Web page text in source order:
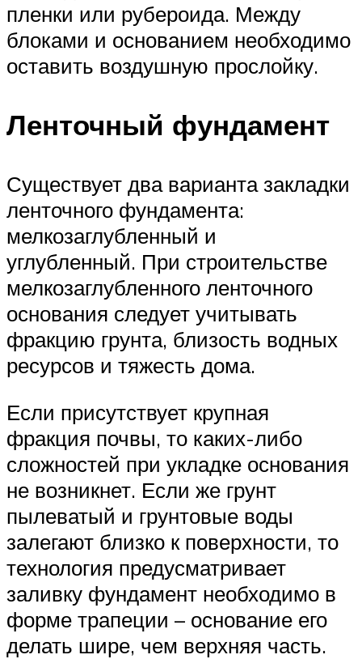
пленки или рубероида. Между
блоками и основанием необходимо
оставить воздушную прослойку.
Ленточный фундамент
Существует два варианта закладки
ленточного фундамента:
мелкозаглубленный и
углубленный. При строительстве
мелкозаглубленного ленточного
основания следует учитывать
фракцию грунта, близость водных
ресурсов и тяжесть дома.
Если присутствует крупная
фракция почвы, то каких-либо
сложностей при укладке основания
не возникнет. Если же грунт
пылеватый и грунтовые воды
залегают близко к поверхности, то
технология предусматривает
заливку фундамент необходимо в
форме трапеции – основание его
делать шире, чем верхняя часть.